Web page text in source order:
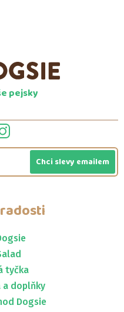
pejsky
Chci slevy emailem
tyčka
doplňky
Dogsie